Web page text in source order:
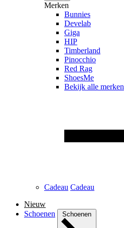
Merken
Bunnies
Develab
Giga
HIP
Timberland
Pinocchio
Red Rag
ShoesMe
Bekijk alle merken
Cadeau Cadeau
Nieuw
Schoenen
Schoenen